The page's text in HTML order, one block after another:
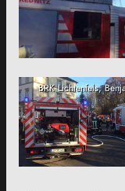
BRK Lichtenfels,